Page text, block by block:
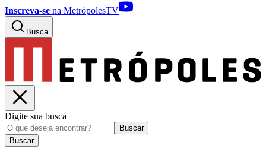
Inscreva-se na MetrópolesTV
Busca
Digite sua busca
Buscar
Buscar